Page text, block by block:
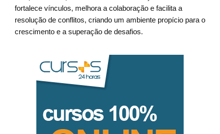
fortalece vínculos, melhora a colaboração e facilita a
resolução de conflitos, criando um ambiente propício para o
crescimento e a superação de desafios.